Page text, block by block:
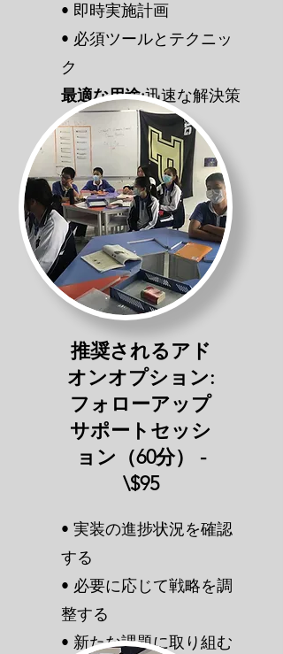
• 即時実施計画
• 必須ツールとテクニッ
ク
最適な用途:迅速な解決策
と差し迫った課題
推奨されるアド
オンオプション:
フォローアップ
サポートセッシ
ョン（60分） -
\$95
• 実装の進捗状況を確認
する
• 必要に応じて戦略を調
整する
• 新たな課題に取り組む